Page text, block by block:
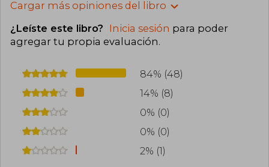
Cargar más opiniones del libro
¿Leíste este libro? Inicia sesión para poder
agregar tu propia evaluación.
84% (48)
14% (8)
0% (0)
0% (0)
2% (1)